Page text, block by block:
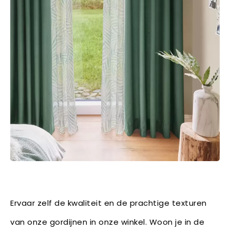
Ervaar zelf de kwaliteit en de prachtige texturen
van onze gordijnen in onze winkel. Woon je in de